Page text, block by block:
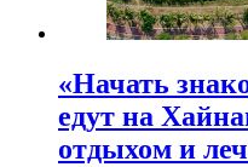
«Начать
едут на
отдыхом и